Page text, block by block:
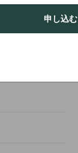
申し込む
目次